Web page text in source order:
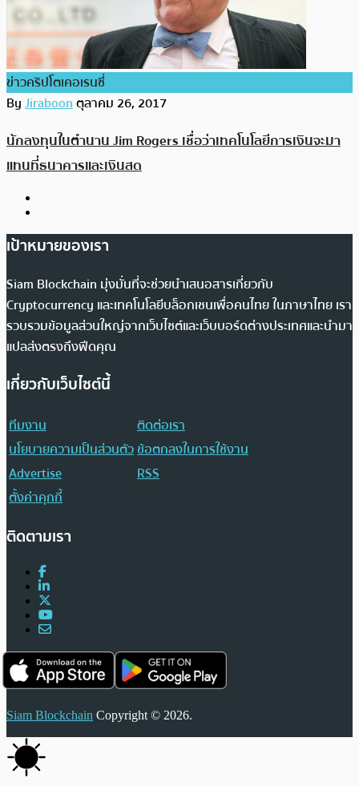
ข่าวคริปโตเคอเรนซี่
ByJiraboonตุลาคม 26, 2017
นักลงทุนในตำนาน Jim Rogers เชื่อว่าเทคโนโลยีการเงินจะมา
แทนที่ธนาคารและเงินสด
เป้าหมายของเรา
Siam Blockchain มุ่งมั่นที่จะช่วยนำเสนอสารเกี่ยวกับ
Cryptocurrency และเทคโนโลยีบล็อกเชนเพื่อคนไทย ในภาษาไทย เรา
รวบรวมข้อมูลส่วนใหญ่จากเว็บไซต์และเว็บบอร์ดต่างประเทศและนำมา
แปลส่งตรงถึงฟีดคุณ
เกี่ยวกับเว็บไซต์นี้
ทีมงาน
ติดต่อเรา
นโยบายความเป็นส่วนตัวข้อตกลงในการใช้งาน
Advertise
RSS
ตั้งค่าคุกกี้
ติดตามเรา
Siam Blockchain Copyright © 2026.